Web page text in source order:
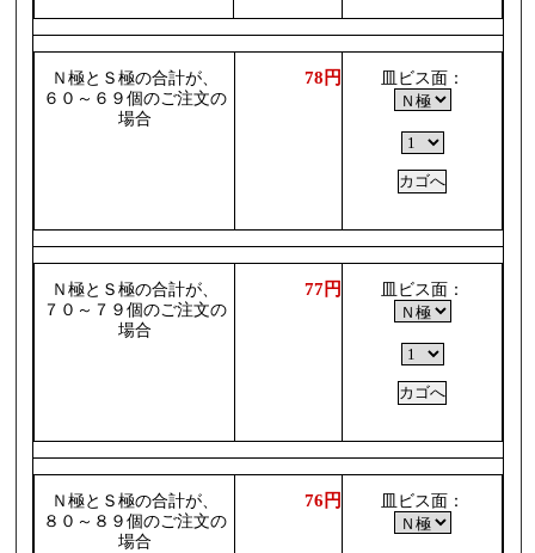
Ｎ極とＳ極の合計が、
６０～６９個のご注文の
場合
78円 皿ビス面：
Ｎ極とＳ極の合計が、
７０～７９個のご注文の
場合
77円 皿ビス面：
Ｎ極とＳ極の合計が、
８０～８９個のご注文の
場合
76円 皿ビス面：